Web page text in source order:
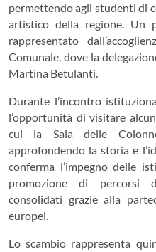
permettendo agli studenti di
artistico della regione. Un
rappresentato
Comunale, dove la
Martina Betulanti.
Durante l’incontro
l’opportunità di visitare
cui la Sala delle
approfondendo la storia e
conferma l’impegno delle
promozione di percorsi
consolidati grazie alla
europei.
Lo scambio rappresenta